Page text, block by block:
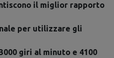
il miglior rapporto
per utilizzare gli
giri al minuto e 4100